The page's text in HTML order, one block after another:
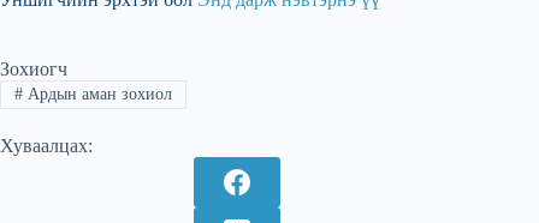
Зохиогч
#Ардын аман зохиол
Хуваалцах: